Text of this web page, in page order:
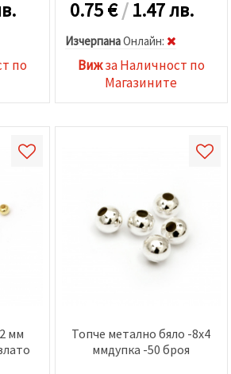
по
0.75€/1.47 лв.
ИзчерпанаOнлайн:
Вижза Наличност по
Магазините
мм
Топче метално бяло -8x4
ммдупка -50 броя